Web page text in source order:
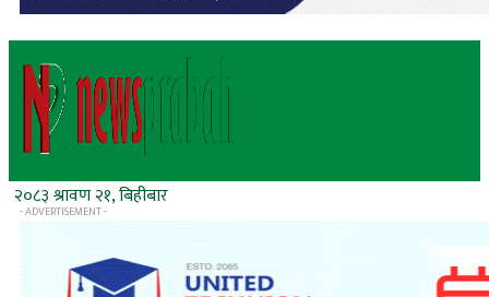
२०८३ श्रावण २१, बिहीबार
- ADVERTISEMENT -